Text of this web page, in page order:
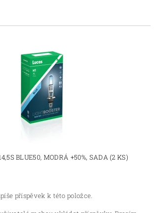
BLUE50, MODRÁ +50%, SADA (2 KS)
příspěvek k této položce.